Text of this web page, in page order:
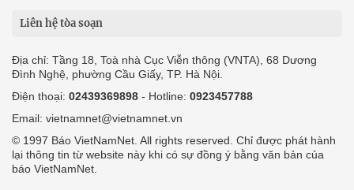
Liên hệ tòa soạn
Địa chỉ: Tầng 18, Toà nhà Cục Viễn thông (VNTA), 68 Dương
Đình Nghệ, phường Cầu Giấy, TP. Hà Nội.
Điện thoại: 02439369898 - Hotline: 0923457788
Email: vietnamnet@vietnamnet.vn
© 1997 Báo VietNamNet. All rights reserved. Chỉ được phát hành
lại thông tin từ website này khi có sự đồng ý bằng văn bản của
báo VietNamNet.